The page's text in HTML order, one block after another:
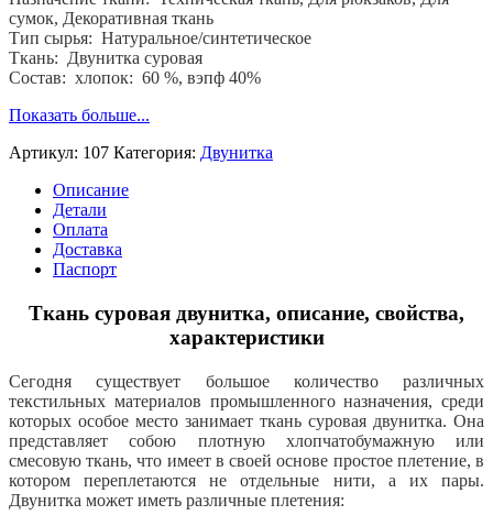
хб.
60
%,
пэ
%
сумок, Декоративная ткань
Тип сырья: Натуральное/синтетическое
Ткань: Двунитка суровая
Состав: хлопок: 60 %, вэпф 40%
Показать больше...
Артикул: 107 Категория: Двунитка
Описание
Детали
Оплата
Доставка
Паспорт
Ткань суровая двунитка, описание, свойства,
характеристики
Сегодня существует большое количество различных
текстильных материалов промышленного назначения, среди
которых особое место занимает ткань суровая двунитка. Она
представляет собою плотную хлопчатобумажную или
смесовую ткань, что имеет в своей основе простое плетение, в
котором переплетаются не отдельные нити, а их пары.
Двунитка может иметь различные плетения: